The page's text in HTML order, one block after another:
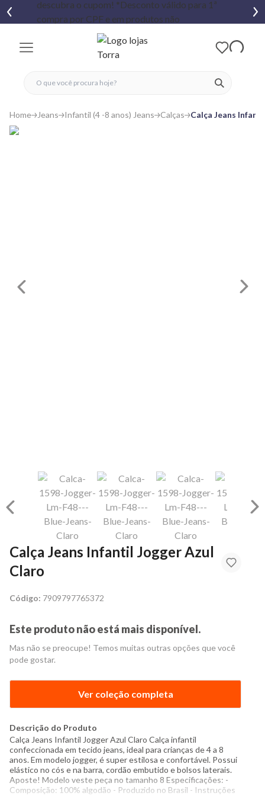
ver
fechar menu
fechar menu
favoritos
Home Jeans Infantil (4 -8 anos) Jeans Calças Calça Jeans
Calça Jeans Infantil Jogger Azul
Claro
Código: 7909797765372
Este produto não está mais disponível.
Mas não se preocupe! Temos muitas outras opções que você
pode gostar.
Ver coleção completa
Descrição do Produto
Calça Jeans Infantil Jogger Azul Claro Calça infantil
confeccionada em tecido jeans, ideal para crianças de 4 a 8
anos. Em modelo jogger, é super estilosa e confortável. Possui
elástico no cós e na barra, cordão embutido e bolsos laterais.
Aposte! Modelo veste peça no tamanho 8 Especificações: -
Composição: 100% algodão - Produzido no Brasil - Instruções